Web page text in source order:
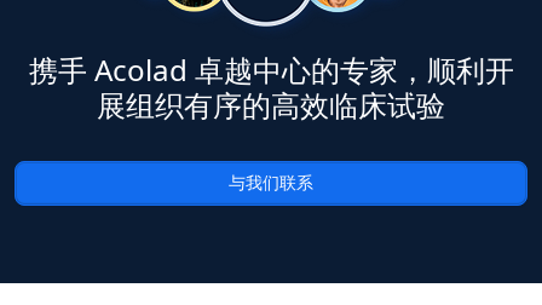
携手 Acolad 卓越中心的专家，顺利开
展组织有序的高效临床试验
与我们联系